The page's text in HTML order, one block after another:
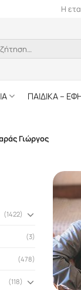
Η
ΠΑΙΔΙΚΑ –
Γιώργος
(1422)
(3)
(478)
(118)